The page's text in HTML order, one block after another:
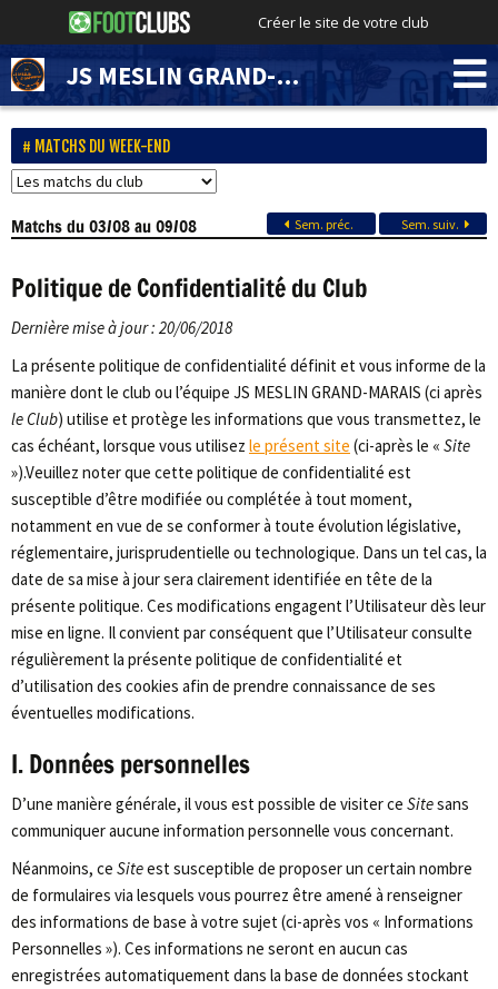
Créer le site de votre club
JS MESLIN GRAND-MARAIS
MATCHS DU WEEK-END
Matchsdu 03/08 au 09/08 Sem. préc. Sem. suiv.
Politique de Confidentialité du Club
Dernière mise à jour : 20/06/2018
La présente politique de confidentialité définit et vous informe de la
manière dont le club ou l’équipe JS MESLIN GRAND-MARAIS (ci après
le Club) utilise et protège les informations que vous transmettez, le
cas échéant, lorsque vous utilisez le présent site (ci-après le « Site
»).Veuillez noter que cette politique de confidentialité est
susceptible d’être modifiée ou complétée à tout moment,
notamment en vue de se conformer à toute évolution législative,
réglementaire, jurisprudentielle ou technologique. Dans un tel cas, la
date de sa mise à jour sera clairement identifiée en tête de la
présente politique. Ces modifications engagent l’Utilisateur dès leur
mise en ligne. Il convient par conséquent que l’Utilisateur consulte
régulièrement la présente politique de confidentialité et
d’utilisation des cookies afin de prendre connaissance de ses
éventuelles modifications.
I. Données personnelles
D’une manière générale, il vous est possible de visiter ce Sitesans
communiquer aucune information personnelle vous concernant.
Néanmoins, ce Siteest susceptible de proposer un certain nombre
de formulaires via lesquels vous pourrez être amené à renseigner
des informations de base à votre sujet (ci-après vos « Informations
Personnelles »). Ces informations ne seront en aucun cas
enregistrées automatiquement dans la base de données stockant